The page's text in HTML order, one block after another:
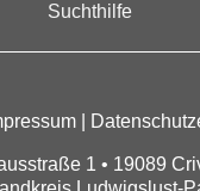
Suchthilfe
|
1 • 19089